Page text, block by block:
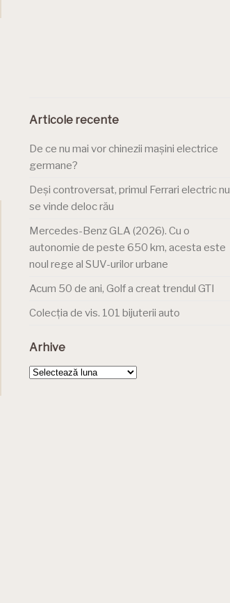
Articole recente
De ce nu mai vor chinezii mașini electrice
germane?
Deși controversat, primul Ferrari electric nu
se vinde deloc rău
Mercedes-Benz GLA (2026). Cu o
autonomie de peste 650 km, acesta este
noul rege al SUV-urilor urbane
Acum 50 de ani, Golf a creat trendul GTI
Colecția de vis. 101 bijuterii auto
Arhive
Arhive